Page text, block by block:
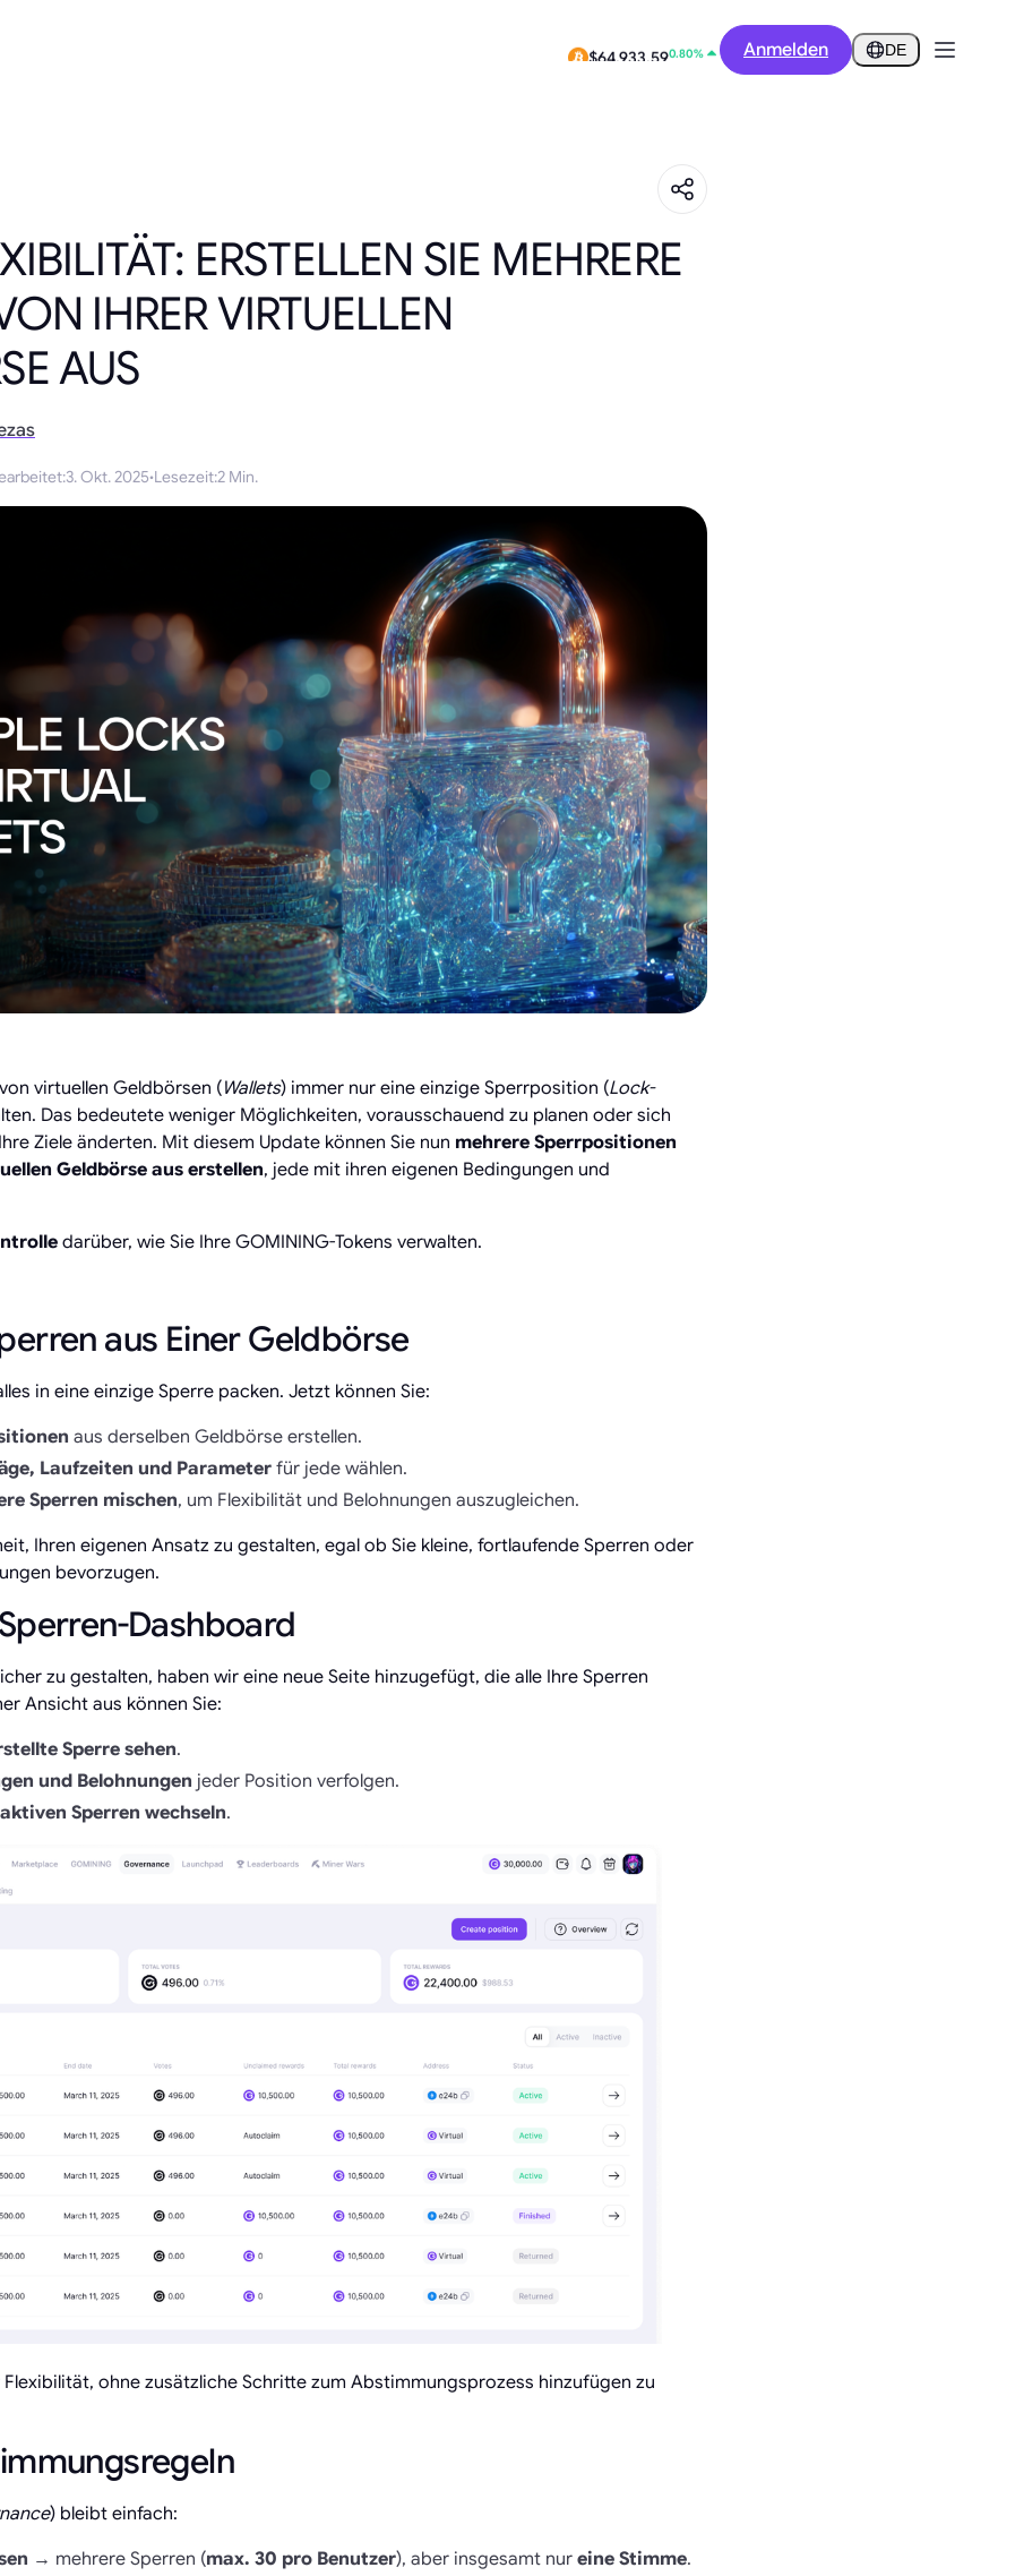
$0.2909 12.53% Anmelden DE
ERSTELLEN SIE MEHRERE
IHRER VIRTUELLEN
AUS
:3. Okt. 2025·Lesezeit:2 Min.
virtuellen Geldbörsen (Wallets) immer nur eine einzige Sperrposition (Lock-
Das bedeutete weniger Möglichkeiten, vorausschauend zu planen oder sich
Ziele änderten. Mit diesem Update können Sie nun mehrere Sperrpositionen
Geldbörse aus erstellen, jede mit ihren eigenen Bedingungen und
darüber, wie Sie Ihre GOMINING-Tokens verwalten.
aus Einer Geldbörse
in eine einzige Sperre packen. Jetzt können Sie:
aus derselben Geldbörse erstellen.
Laufzeiten und Parameter für jede wählen.
Sperren mischen, um Flexibilität und Belohnungen auszugleichen.
Ihren eigenen Ansatz zu gestalten, egal ob Sie kleine, fortlaufende Sperren oder
bevorzugen.
Dashboard
zu gestalten, haben wir eine neue Seite hinzugefügt, die alle Ihre Sperren
Ansicht aus können Sie:
Sperre sehen.
und Belohnungen jeder Position verfolgen.
Sperren wechseln.
ohne zusätzliche Schritte zum Abstimmungsprozess hinzufügen zu
) bleibt einfach:
→ mehrere Sperren (max. 30 pro Benutzer), aber insgesamt nur eine Stimme.